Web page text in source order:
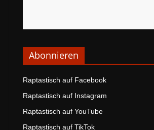
Abonnieren
Raptastisch auf Facebook
Raptastisch auf Instagram
Raptastisch auf YouTube
Raptastisch auf TikTok